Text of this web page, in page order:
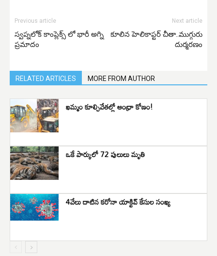
Previous article
స్వప్నలోక్ కాంప్లెక్స్ లో భారీ అగ్ని
ప్రమాదం
Next article
కూలిన హెలికాప్టర్ చీతా..ముగ్గురు
దుర్మరణం
RELATED ARTICLES MORE FROM AUTHOR
ఖమ్మం కూల్చివేతల్లో ఆంధ్రా కోణం!
ఒకే పార్కులో 72 పులులు మృతి
4వేలు దాటిన కరోనా యాక్టివ్ కేసుల సంఖ్య